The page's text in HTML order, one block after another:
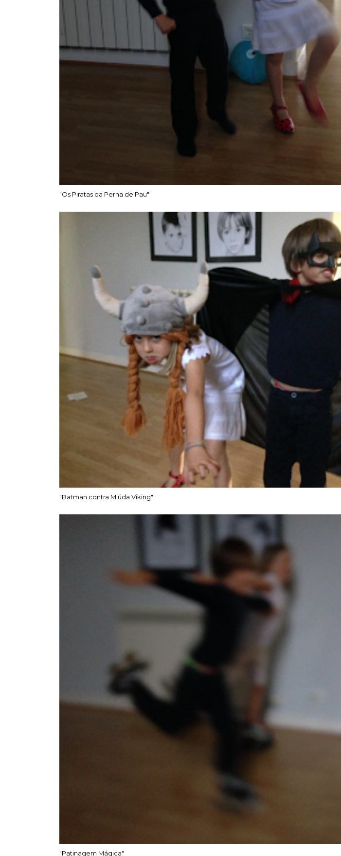
"Os Piratas da Perna de Pau"
"Batman contra Miúda Viking"
"Patinagem Mágica"